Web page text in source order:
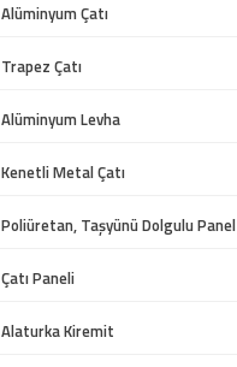
Alüminyum Çatı
Trapez Çatı
Alüminyum Levha
Kenetli Metal Çatı
Poliüretan, Taşyünü Dolgulu Panel
Çatı Paneli
Alaturka Kiremit